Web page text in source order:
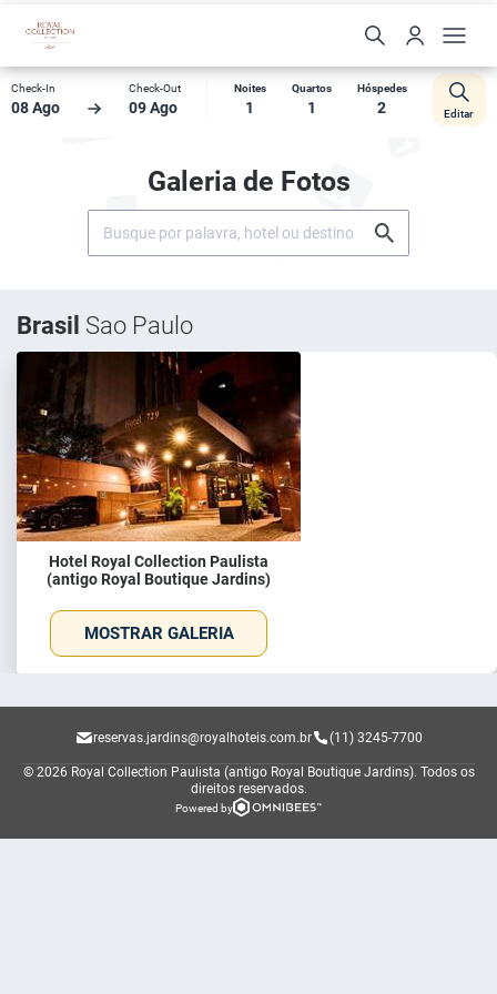
Check-In
08 Ago
Check-Out
09 Ago
Noites
1
Quartos
1
Hóspedes
2 Editar
Galeria de Fotos
Brasil Sao Paulo
Hotel Royal Collection Paulista
(antigo Royal Boutique Jardins)
MOSTRAR GALERIA
reservas.jardins@royalhoteis.com.br (11) 3245-7700
© 2026 Royal Collection Paulista (antigo Royal Boutique Jardins). Todos os
direitos reservados.
Powered by